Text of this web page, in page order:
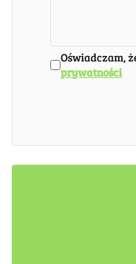
Oświadczam,
prywatności